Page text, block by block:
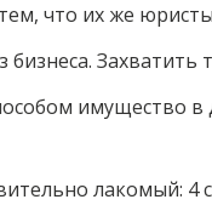
что их же
бизнеса. Захватить
имущество в
лакомый: 4